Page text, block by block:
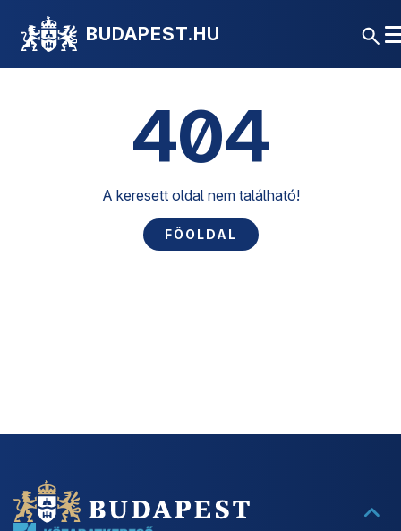
BUDAPEST.HU
404
A keresett oldal nem található!
FŐOLDAL